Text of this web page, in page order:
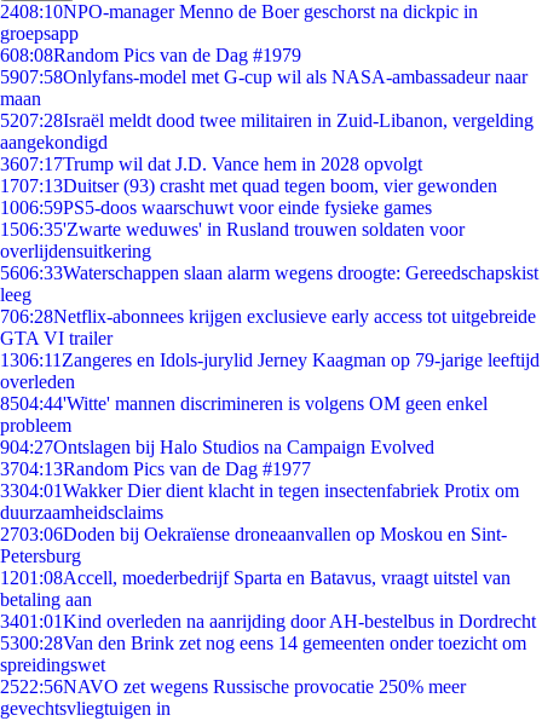
2408:10NPO-manager Menno de Boer geschorst na dickpic in
groepsapp
608:08Random Pics van de Dag #1979
5907:58Onlyfans-model met G-cup wil als NASA-ambassadeur naar
maan
5207:28Israël meldt dood twee militairen in Zuid-Libanon, vergelding
aangekondigd
3607:17Trump wil dat J.D. Vance hem in 2028 opvolgt
1707:13Duitser (93) crasht met quad tegen boom, vier gewonden
1006:59PS5-doos waarschuwt voor einde fysieke games
1506:35'Zwarte weduwes' in Rusland trouwen soldaten voor
overlijdensuitkering
5606:33Waterschappen slaan alarm wegens droogte: Gereedschapskist
leeg
706:28Netflix-abonnees krijgen exclusieve early access tot uitgebreide
GTA VI trailer
1306:11 Zangeres en Idols-jurylid Jerney Kaagman op 79-jarige leeftijd
overleden
8504:44'Witte' mannen discrimineren is volgens OM geen enkel
probleem
904:27Ontslagen bij Halo Studios na Campaign Evolved
3704:13Random Pics van de Dag #1977
3304:01Wakker Dier dient klacht in tegen insectenfabriek Protix om
duurzaamheidsclaims
2703:06Doden bij Oekraïense droneaanvallen op Moskou en Sint-
Petersburg
1201:08Accell, moederbedrijf Sparta en Batavus, vraagt uitstel van
betaling aan
3401:01Kind overleden na aanrijding door AH-bestelbus in Dordrecht
5300:28Van den Brink zet nog eens 14 gemeenten onder toezicht om
spreidingswet
2522:56NAVO zet wegens Russische provocatie 250% meer
gevechtsvliegtuigen in